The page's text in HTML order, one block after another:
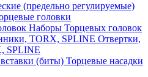
(предельно регулируемые)
головки
Наборы Торцевых головок
Отвертки,
SPLINE
Торцевые насадки